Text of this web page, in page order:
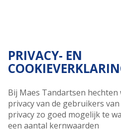
PRIVACY- EN
Bij Maes Tandartsen
privacy van de gebruikers
privacy zo goed mogelijk te
een aantal kernwaarden